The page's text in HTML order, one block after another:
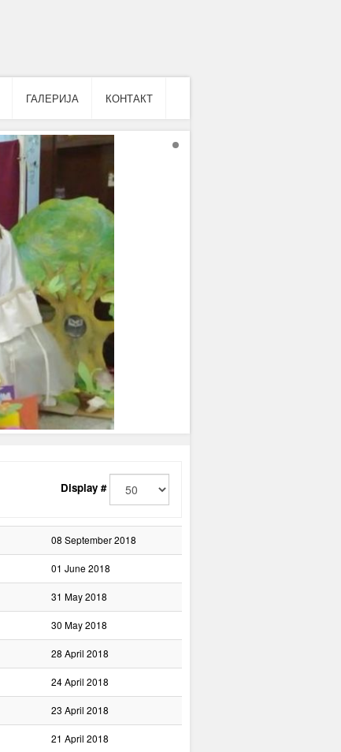
ГАЛЕРИЈА КОНТАКТ
Display #
08 September 2018
01 June 2018
31 May 2018
30 May 2018
28 April 2018
24 April 2018
23 April 2018
21 April 2018